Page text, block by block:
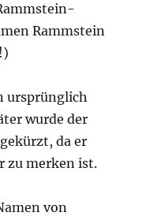
Rammstein
ursprünglich
wurde der
da er
zu merken ist.
von